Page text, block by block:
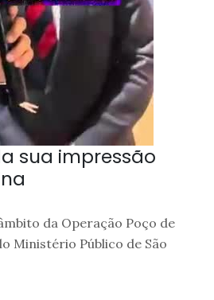
sua impressão
da Operação Poço de
Ministério Público de São